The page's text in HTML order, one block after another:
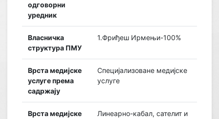
одговорни
уредник
Власничка
структура ПМУ
1.Фриђеш Ирмењи-100%
Врста медијске
услуге према
садржају
Специјализоване медијске
услуге
Врста медијске
Линеарно-кабал, сателит и